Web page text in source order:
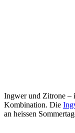
Ingwer und Zitrone –
Kombination. Die
an heissen